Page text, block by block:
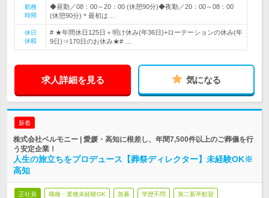
勤務
時間
◆昼勤／08：00～20：00 (休憩90分)◆夜勤／20：00～08：00
(休憩90分)＊最初は…
休日
休暇
# ★年間休日125日＋明け休み(年36日)+ローテーションの休み(年
9日)⇒170日のお休み★# …
求人詳細を見る 気になる
新着
株式会社ベルモニー | 愛媛・高知に根差し、年間7,500件以上のご葬儀を行
う安定企業！
人生の旅立ちをプロデュース【葬祭ディレクター】未経験OK※
高知
正社員 職種・業種未経験OK 急募 学歴不問 第二新卒歓迎